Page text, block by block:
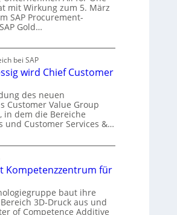
mit Wirkung zum 5. März
SAP Procurement-
Gold…
bei SAP
wird Chief Customer
des neuen
Customer Value Group
in dem die Bereiche
und Customer Services &…
Kompetenzzentrum für
baut ihre
3D-Druck aus und
of Competence Additive